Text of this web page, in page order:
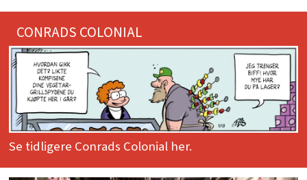
CONRADS COLONIAL
Se tidligere Conrads Colonial her.